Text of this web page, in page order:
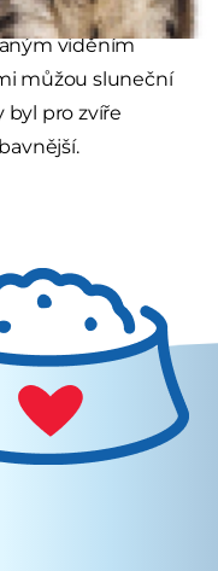
U starších
viděním
můžou sluneční
byl pro zvíře